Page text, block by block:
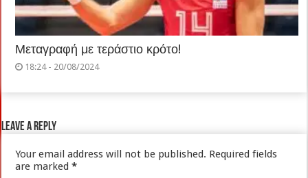
Μεταγραφή με τεράστιο κρότο!
18:24 - 20/08/2024
Leave a Reply
Your email address will not be published. Required fields
are marked*